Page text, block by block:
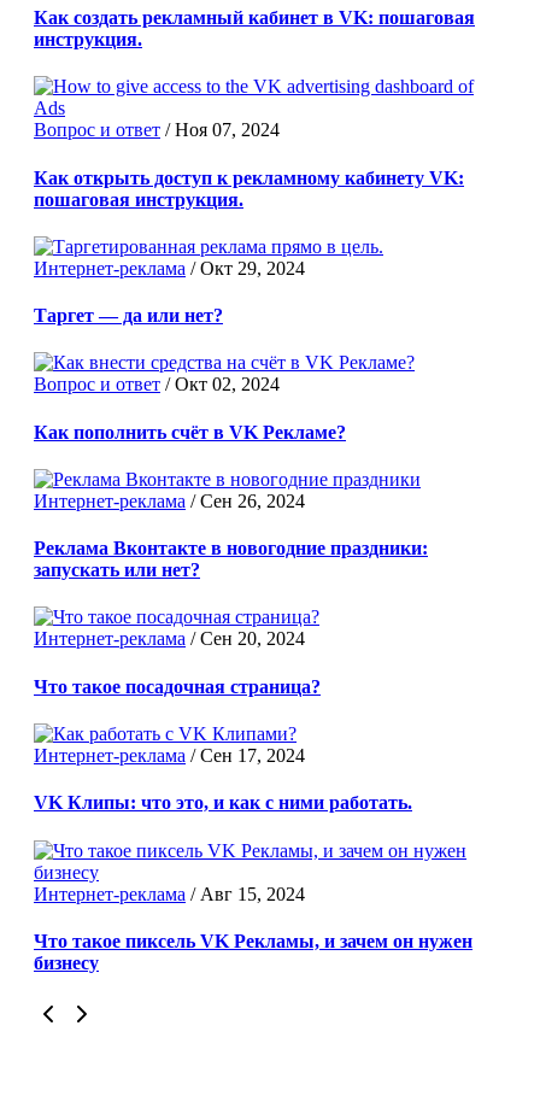
Как создать рекламный кабинет в VK: пошаговая
инструкция.
Вопрос и ответ /Ноя 07, 2024
Как открыть доступ к рекламному кабинету VK:
пошаговая инструкция.
Интернет-реклама /Окт 29, 2024
Таргет — да или нет?
Вопрос и ответ /Окт 02, 2024
Как пополнить счёт в VK Рекламе?
Интернет-реклама /Сен 26, 2024
Реклама Вконтакте в новогодние праздники:
запускать или нет?
Интернет-реклама /Сен 20, 2024
Что такое посадочная страница?
Интернет-реклама /Сен 17, 2024
VK Клипы: что это, и как с ними работать.
Интернет-реклама / Авг 15, 2024
Что такое пиксель VK Рекламы, и зачем он нужен
бизнесу